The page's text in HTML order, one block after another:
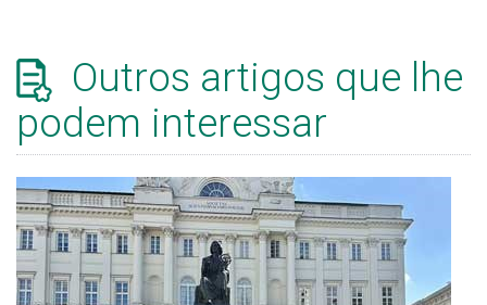
Outros artigos que lhe
podem interessar